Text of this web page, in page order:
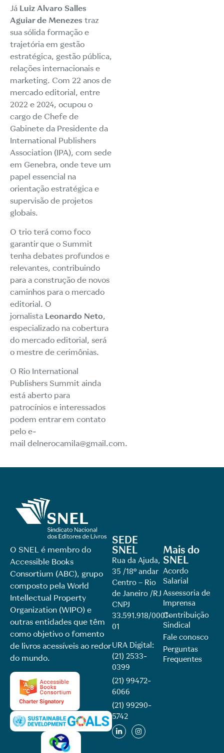
Já Luiz Alvaro Salles
Aguiar de Menezes traz
sua sólida formação e
trajetória em gestão
estratégica, gestão pública,
relações internacionais e
marketing. Com 22 anos de
mercado editorial, entre
2022 e 2024, ocupou o
cargo de Chefe de
Gabinete da Presidente da
International Publishers
Association (IPA), com sede
em Genebra, onde teve um
papel essencial na
orientação estratégica e
supervisão de projetos
globais.
O trio terá como foco
garantir que o Summit
tenha debates profundos e
relevantes, contribuindo
para a construção de novos
caminhos para o mercado
editorial. O
jornalista Leonardo Neto,
especializado na cobertura
do mercado editorial, será
o mestre de cerimônias.
O Rio International
Publishers Summit ainda
está aberto para
patrocínios e interessados
podem entrar em contato
pelo e-
mail delnerocamila@gmail.com.
O SNEL é membro do
Accessible Books
Consortium (ABC), grupo
composto pela World
Intellectual Property
Organization (WIPO) e
outras entidades que têm
como objetivo o fomento
de livros acessíveis ao redor
do mundo.
SEDE
SNEL
Rua da Ajuda,
35 /18º andar
Centro – Rio
de Janeiro /RJ
CNPJ
33.591.918/0001-
01
URA Digital:
(21) 2533-
0399
(21) 99472-
6066
(21) 99290-
5742​
Mais do
SNEL
Acordo
Salarial
Assessoria de
Imprensa
Contribuição
Sindical
Fale conosco
Perguntas
Frequentes